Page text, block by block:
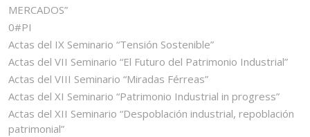
MERCADOS”
0#PI
Actas del IX Seminario “Tensión Sostenible”
Actas del VII Seminario “El Futuro del Patrimonio Industrial”
Actas del VIII Seminario “Miradas Férreas”
Actas del XI Seminario “Patrimonio Industrial in progress”
Actas del XII Seminario “Despoblación industrial, repoblación
patrimonial”